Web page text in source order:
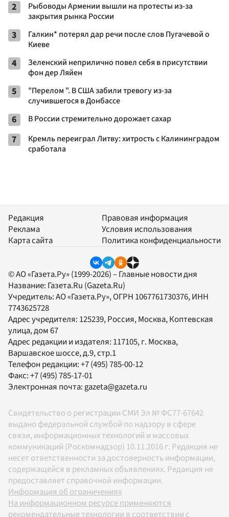
2
Рыбоводы Армении вышли на протесты из-за
закрытия рынка России
3
Галкин* потерял дар речи после слов Пугачевой о
Киеве
4
Зеленский неприлично повел cебя в присутствии
фон дер Ляйен
5
"Перелом ". В США забили тревогу из-за
случившегося в Донбассе
6 В России стремительно дорожает сахар
7
Кремль переиграл Литву: хитрость с Калининградом
сработала
Редакция
Реклама
Карта сайта
Правовая информация
Условия использования
Политика конфиденциальности
© АО «Газета.Ру» (1999-2026) – Главные новости дня
Название: Газета.Ru (Gazeta.Ru)
Учредитель:АО «Газета.Ру», ОГРН 1067761730376, ИНН
7743625728
Адрес учредителя: 125239, Россия, Москва, Коптевская
улица, дом 67
Адрес редакции и издателя: 117105, г. Москва,
Варшавское шоссе, д.9, стр.1
Телефон редакции:+7 (495) 785-00-12
Факс:+7 (495) 785-17-01
Электронная почта:gazeta@gazeta.ru
Свидетельство о регистрации СМИ Эл № ФС77-67642
выдано федеральной службой по надзору в сфере
связи, информационных технологий и массовых
коммуникаций (Роскомнадзор) 10.11.2016 г. Редакция не
несет ответственности за достоверность информации,
содержащейся в рекламных объявлениях. Редакция не
предоставляет справочной информации.
Информация об ограничениях
На информационном ресурсе применяются
рекомендательные технологии в соответствии с